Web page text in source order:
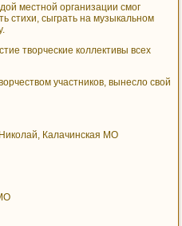
местной организации смог
стихи, сыграть на музыкальном
творческие коллективы всех
участников, вынесло свой
Калачинская МО